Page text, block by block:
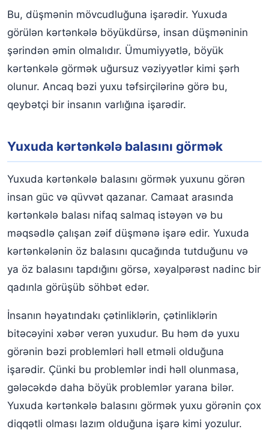
Bu, düşmənin mövcudluğuna işarədir. Yuxuda
görülən kərtənkələ böyükdürsə, insan düşməninin
şərindən əmin olmalıdır. Ümumiyyətlə, böyük
kərtənkələ görmək uğursuz vəziyyətlər kimi şərh
olunur. Ancaq bəzi yuxu təfsirçilərinə görə bu,
qeybətçi bir insanın varlığına işarədir.
Yuxuda kərtənkələ balasını görmək
Yuxuda kərtənkələ balasını görmək yuxunu görən
insan güc və qüvvət qazanar. Camaat arasında
kərtənkələ balası nifaq salmaq istəyən və bu
məqsədlə çalışan zəif düşmənə işarə edir. Yuxuda
kərtənkələnin öz balasını qucağında tutduğunu və
ya öz balasını tapdığını görsə, xəyalpərəst nadinc bir
qadınla görüşüb söhbət edər.
İnsanın həyatındakı çətinliklərin, çətinliklərin
bitəcəyini xəbər verən yuxudur. Bu həm də yuxu
görənin bəzi problemləri həll etməli olduğuna
işarədir. Çünki bu problemlər indi həll olunmasa,
gələcəkdə daha böyük problemlər yarana bilər.
Yuxuda kərtənkələ balasını görmək yuxu görənin çox
diqqətli olması lazım olduğuna işarə kimi yozulur.